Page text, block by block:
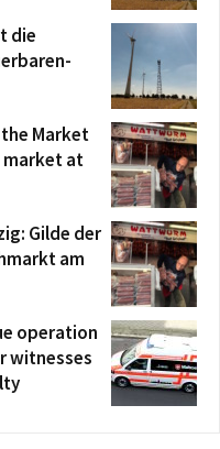
die
Market
market at
Gilde der
am
operation
witnesses